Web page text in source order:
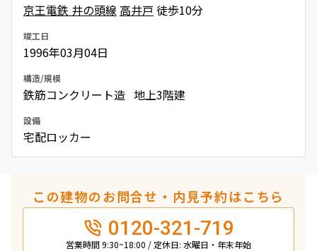
京王電鉄 井の頭線 高井戸 徒歩10分
竣工日
1996年03月04日
構造/規模
鉄筋コンクリート造 地上3階建
設備
宅配ロッカー
この建物のお問合せ・内見予約はこちら
0120-321-719
営業時間 9:30~18:00 / 定休日: 水曜日・年末年始